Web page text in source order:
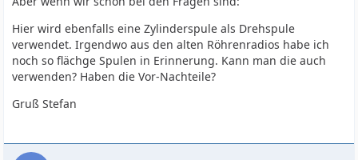
Hier wird ebenfalls eine Zylinderspule als Drehspule
verwendet. Irgendwo aus den alten Röhrenradios habe ich
noch so flächge Spulen in Erinnerung. Kann man die auch
verwenden? Haben die Vor-Nachteile?
Gruß Stefan